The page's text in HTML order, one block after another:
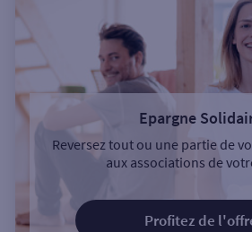
Epargne
Reversez tout ou une partie de
aux associations de
Profitez de